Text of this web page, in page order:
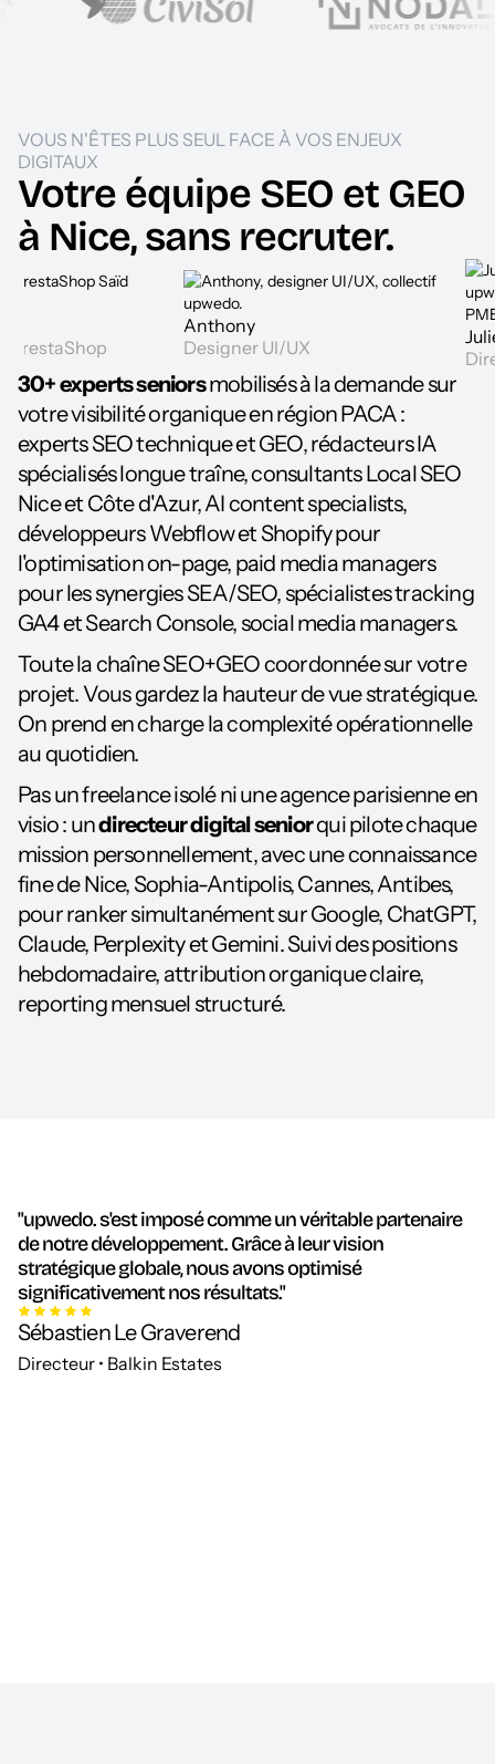
VOUS N'ÊTES PLUS SEUL FACE À VOS ENJEUX
DIGITAUX
Votre équipe SEO et GEO
à Nice, sans recruter.
Designer UI/UX
Julien
Directeur
30+ experts seniorsmobilisés à la demande sur
votre visibilité organique en région PACA :
experts SEO technique et GEO, rédacteurs IA
spécialisés longue traîne, consultants Local SEO
Nice et Côte d'Azur, AI content specialists,
développeurs Webflow et Shopify pour
l'optimisation on-page, paid media managers
pour les synergies SEA/SEO, spécialistes tracking
GA4 et Search Console, social media managers.
Toute la chaîne SEO+GEO coordonnée sur votre
projet. Vous gardez la hauteur de vue stratégique.
On prend en charge la complexité opérationnelle
au quotidien.
Pas un freelance isolé ni une agence parisienne en
visio : undirecteur digital seniorqui pilote chaque
mission personnellement, avec une connaissance
fine de Nice, Sophia-Antipolis, Cannes, Antibes,
pour ranker simultanément sur Google, ChatGPT,
Claude, Perplexity et Gemini. Suivi des positions
hebdomadaire, attribution organique claire,
reporting mensuel structuré.
"upwedo. s'est imposé comme un véritable partenaire
de notre développement. Grâce à leur vision
stratégique globale, nous avons optimisé
significativement nos résultats."
Sébastien Le Graverend
Directeur • Balkin Estates